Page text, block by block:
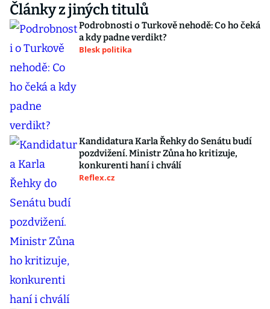
Články z jiných titulů
Podrobnosti o Turkově nehodě: Co ho čeká
a kdy padne verdikt?
Blesk politika
Kandidatura Karla Řehky do Senátu budí
pozdvižení. Ministr Zůna ho kritizuje,
konkurenti haní i chválí
Reflex.cz